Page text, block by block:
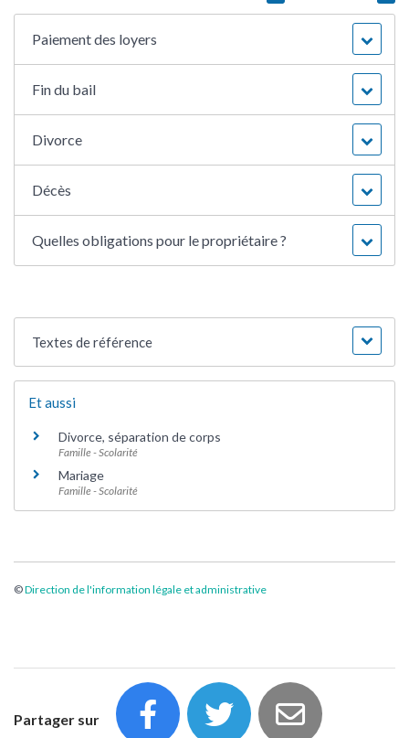
Paiement des loyers
Fin du bail
Divorce
Décès
Quelles obligations pour le propriétaire ?
Textes de référence
Et aussi
Divorce, séparation de corps
Famille - Scolarité
Mariage
Famille - Scolarité
©Direction de l'information légale et administrative
Partager sur